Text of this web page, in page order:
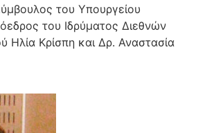
του Υπουργείου
του Ιδρύματος Διεθνών
Ηλία Κρίσπη και Δρ. Αναστασία